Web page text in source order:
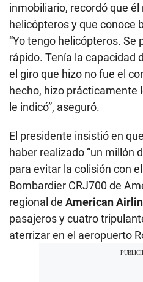
inmobiliario, recordó que
helicópteros y que conoce
“Yo tengo helicópteros. Se
rápido. Tenía la capacidad
el giro que hizo no fue el
hecho, hizo prácticamente
le indicó”, aseguró.
El presidente insistió en
haber realizado “un millón
para evitar la colisión con
Bombardier CRJ700 de
regional de American
pasajeros y cuatro
aterrizar en el aeropuerto